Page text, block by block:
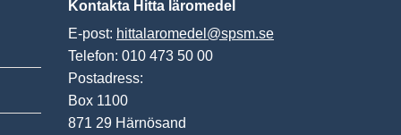
Kontakta Hitta läromedel
E-post: hittalaromedel@spsm.se
Telefon: 010 473 50 00
Postadress:
Box 1100
871 29 Härnösand